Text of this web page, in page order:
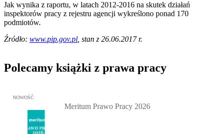
Jak wynika z raportu, w latach 2012-2016 na skutek działań
inspektorów pracy z rejestru agencji wykreślono ponad 170
podmiotów.
Źródło: www.pip.gov.pl, stan z 26.06.2017 r.
Polecamy książki z prawa pracy
Przejdź do: Meritum Prawo Pracy 2026, Kazimierz Jaśkowski -
NOWOŚĆ
Meritum Prawo Pracy 2026